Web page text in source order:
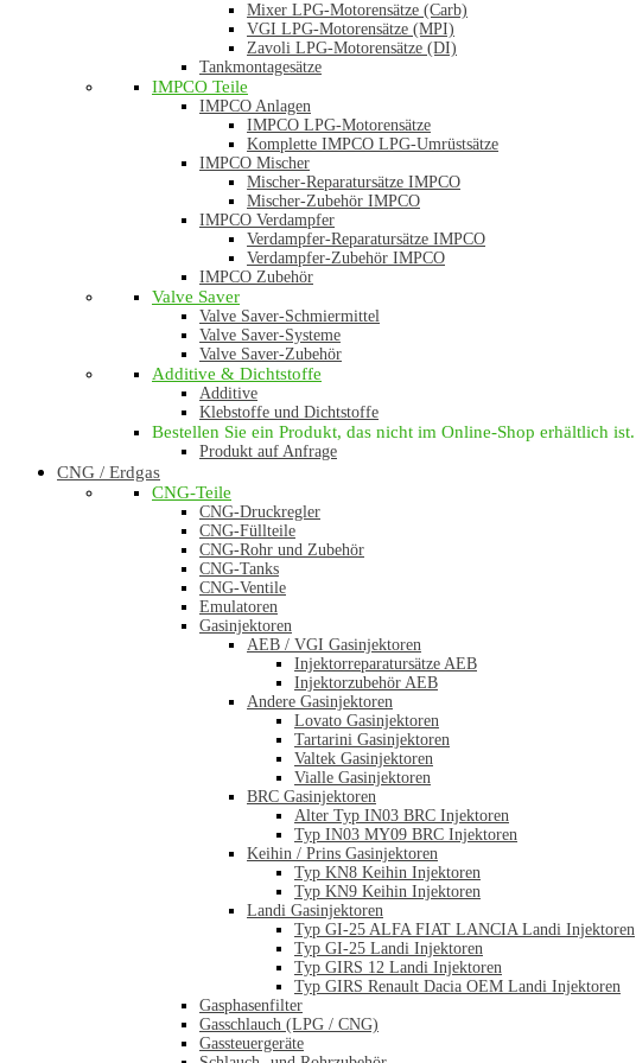
Mixer LPG-Motorensätze (Carb)
VGI LPG-Motorensätze (MPI)
Zavoli LPG-Motorensätze (DI)
Tankmontagesätze
IMPCO Teile
IMPCO Anlagen
IMPCO LPG-Motorensätze
Komplette IMPCO LPG-Umrüstsätze
IMPCO Mischer
Mischer-Reparatursätze IMPCO
Mischer-Zubehör IMPCO
IMPCO Verdampfer
Verdampfer-Reparatursätze IMPCO
Verdampfer-Zubehör IMPCO
IMPCO Zubehör
Valve Saver
Valve Saver-Schmiermittel
Valve Saver-Systeme
Valve Saver-Zubehör
Additive & Dichtstoffe
Additive
Klebstoffe und Dichtstoffe
Bestellen Sie ein Produkt, das nicht im Online-Shop erhältlich ist.
Produkt auf Anfrage
CNG / Erdgas
CNG-Teile
CNG-Druckregler
CNG-Füllteile
CNG-Rohr und Zubehör
CNG-Tanks
CNG-Ventile
Emulatoren
Gasinjektoren
AEB / VGI Gasinjektoren
Injektorreparatursätze AEB
Injektorzubehör AEB
Andere Gasinjektoren
Lovato Gasinjektoren
Tartarini Gasinjektoren
Valtek Gasinjektoren
Vialle Gasinjektoren
BRC Gasinjektoren
Alter Typ IN03 BRC Injektoren
Typ IN03 MY09 BRC Injektoren
Keihin / Prins Gasinjektoren
Typ KN8 Keihin Injektoren
Typ KN9 Keihin Injektoren
Landi Gasinjektoren
Typ GI-25 ALFA FIAT LANCIA Landi Injektoren
Typ GI-25 Landi Injektoren
Typ GIRS 12 Landi Injektoren
Typ GIRS Renault Dacia OEM Landi Injektoren
Gasphasenfilter
Gasschlauch (LPG / CNG)
Gassteuergeräte